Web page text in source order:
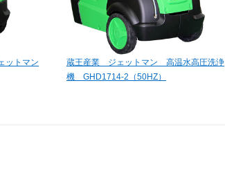
ットマン
蔵王産業 ジェットマン 高温水高圧洗浄
機 GHD1714-2（50HZ）